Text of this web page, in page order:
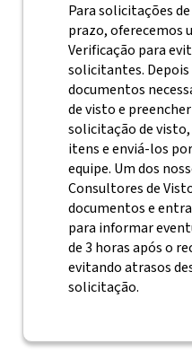
Para solicitações
prazo, oferecemos
Verificação para
solicitantes.
documentos
de visto e
solicitação de
itens e enviá-los
equipe. Um dos
Consultores de
documentos e
para informar
de 3 horas após o
evitando atrasos
solicitação.